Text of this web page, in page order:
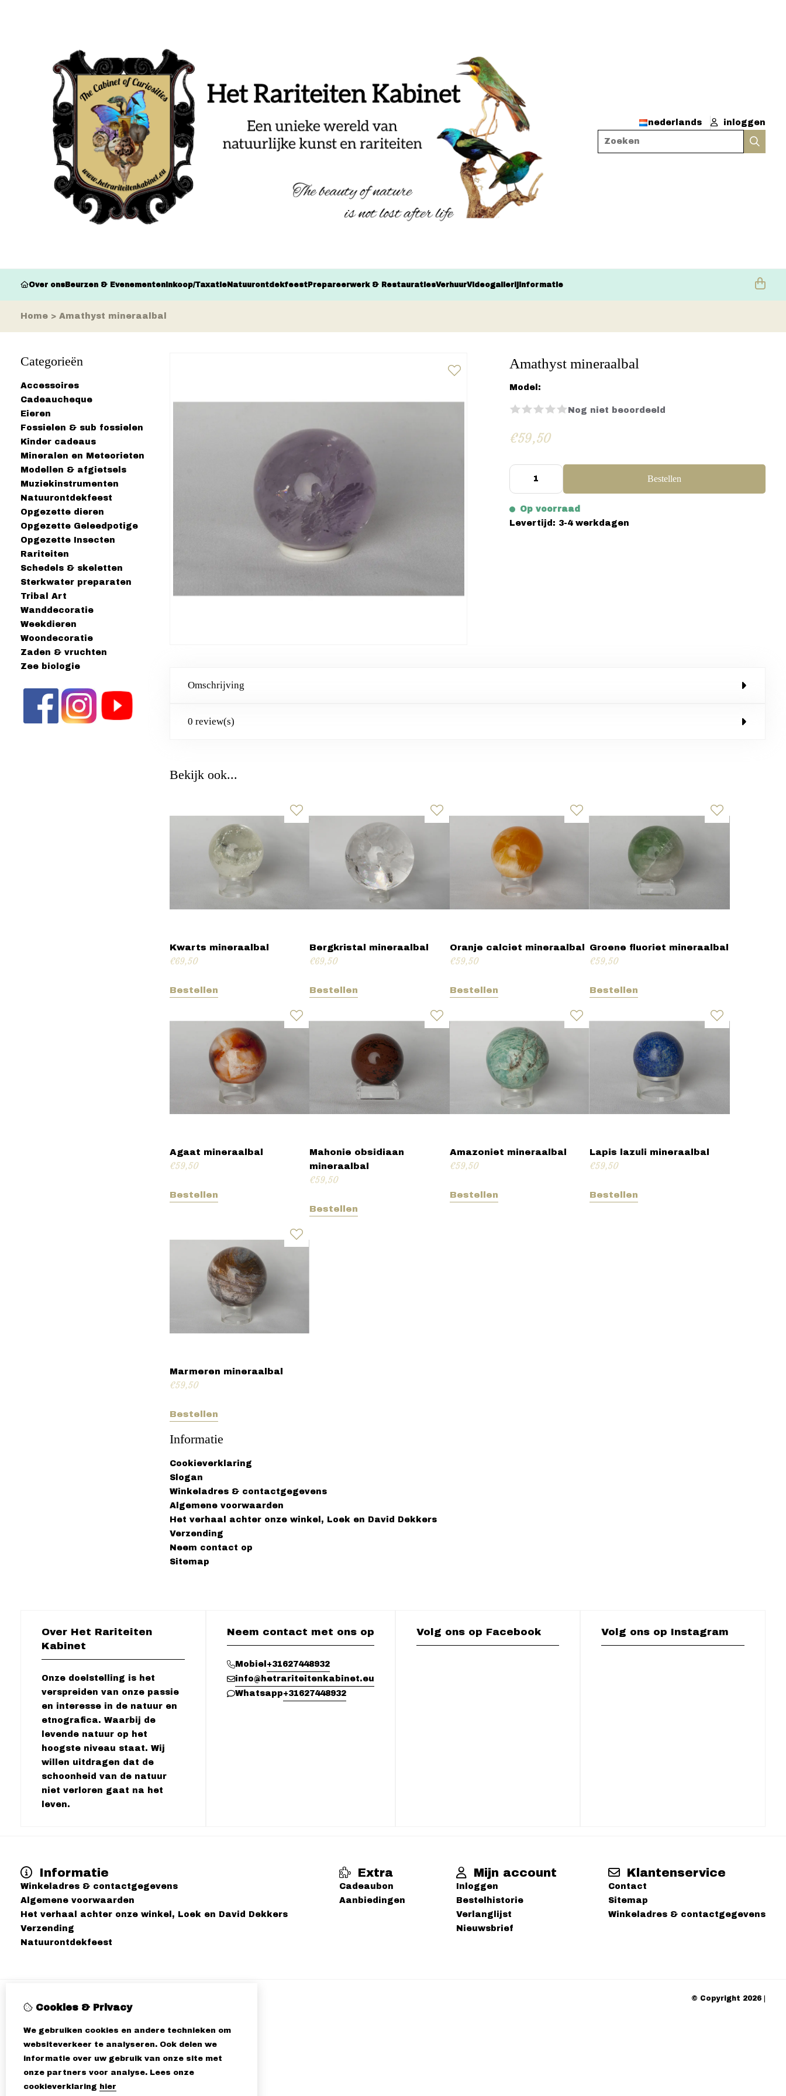
nederlands
inloggen
Zoeken
Over ons Beurzen & Evenementen Inkoop/Taxatie Natuurontdekfeest Prepareerwerk & RestauratiesVerhuurVideogallerij Informatie
Home > Amathyst mineraalbal
Categorieën
Accessoires
Cadeaucheque
Eieren
Fossielen & sub fossielen
Kinder cadeaus
Mineralen en Meteorieten
Modellen & afgietsels
Muziekinstrumenten
Natuurontdekfeest
Opgezette dieren
Opgezette Geleedpotige
Opgezette Insecten
Rariteiten
Schedels & skeletten
Sterkwater preparaten
Tribal Art
Wanddecoratie
Weekdieren
Woondecoratie
Zaden & vruchten
Zee biologie
Amathyst mineraalbal
Model:
Nog niet beoordeeld
€59,50
Bestellen
Op voorraad
Levertijd: 3-4 werkdagen
Omschrijving
0 review(s)
Bekijk ook...
Kwarts mineraalbal
€69,50
Bestellen
Bergkristal mineraalbal
€69,50
Bestellen
Oranje calciet mineraalbal
€59,50
Bestellen
Groene fluoriet mineraalbal
€59,50
Bestellen
Agaat mineraalbal
€59,50
Bestellen
Mahonie obsidiaan
mineraalbal
€59,50
Bestellen
Amazoniet mineraalbal
€59,50
Bestellen
Lapis lazuli mineraalbal
€59,50
Bestellen
Marmeren mineraalbal
€59,50
Bestellen
Informatie
Cookieverklaring
Slogan
Winkeladres & contactgegevens
Algemene voorwaarden
Het verhaal achter onze winkel, Loek en David Dekkers
Verzending
Neem contact op
Sitemap
Over Het Rariteiten
Kabinet
Onze doelstelling is het
verspreiden van onze passie
en interesse in de natuur en
etnografica. Waarbij de
levende natuur op het
hoogste niveau staat. Wij
willen uitdragen dat de
schoonheid van de natuur
niet verloren gaat na het
leven.
Neem contact met ons op
Mobiel +31627448932
info@hetrariteitenkabinet.eu
Whatsapp+31627448932
Volg ons op Facebook Volg ons op Instagram
Informatie
Winkeladres & contactgegevens
Algemene voorwaarden
Het verhaal achter onze winkel, Loek en David Dekkers
Verzending
Natuurontdekfeest
Extra
Cadeaubon
Aanbiedingen
Mijn account
Inloggen
Bestelhistorie
Verlanglijst
Nieuwsbrief
Klantenservice
Contact
Sitemap
Winkeladres & contactgegevens
© Copyright 2026 |
Cookies & Privacy
We gebruiken cookies en andere technieken om
websiteverkeer te analyseren. Ook delen we
informatie over uw gebruik van onze site met
onze partners voor analyse. Lees onze
cookieverklaring hier